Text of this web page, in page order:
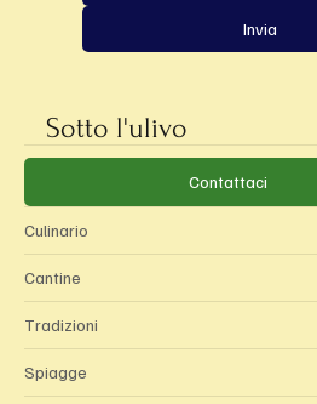
Invia
Sotto l'ulivo
Culinario
Cantine
Tradizioni
Spiagge
Contattaci